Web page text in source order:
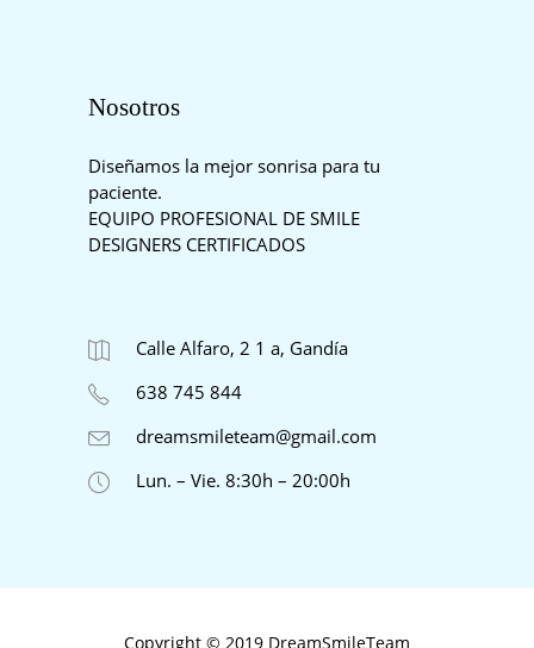
Nosotros
Diseñamos la mejor sonrisa para tu
paciente.
EQUIPO PROFESIONAL DE SMILE
DESIGNERS CERTIFICADOS
Calle Alfaro, 2 1 a, Gandía
638 745 844
dreamsmileteam@gmail.com
Lun. – Vie. 8:30h – 20:00h
Copyright © 2019 DreamSmileTeam